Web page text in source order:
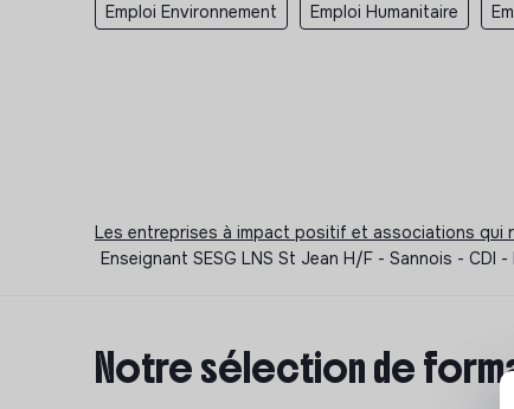
Emploi Environnement Emploi Humanitaire
Les entreprises à impact positif et associations qui
Enseignant SESG LNS St Jean H/F - Sannois -
Notre sélection de